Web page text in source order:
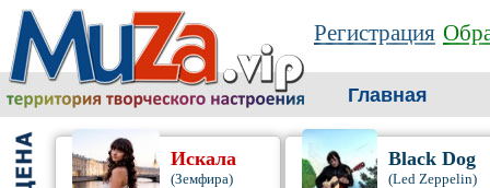
Регистрация
Главная
Искала
(Земфира)
Black Dog
(Led Zeppelin)